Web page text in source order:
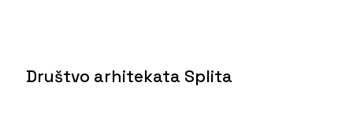
Društvo arhitekata Splita